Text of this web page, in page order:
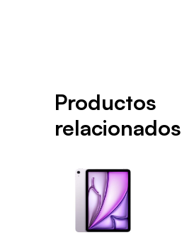
Productos
relacionados